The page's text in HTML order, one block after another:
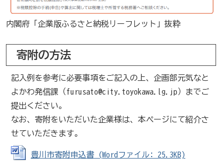
内閣府「企業版ふるさと納税リーフレット」抜粋
寄附の方法
記入例を参考に必要事項をご記入の上、企画部元気なと
よかわ発信課（furusato@city.toyokawa.lg.jp）までご
提出ください。
なお、寄附をいただいた企業様は、本ページにて紹介さ
せていただきます。
豊川市寄附申込書 (Wordファイル: 25.3KB)